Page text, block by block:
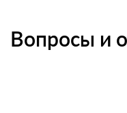
Вопросы и